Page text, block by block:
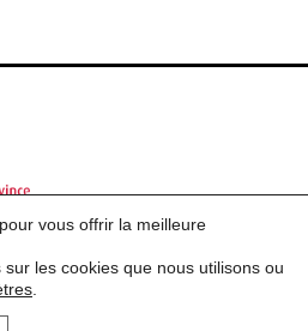
vous offrir la meilleure
les cookies que nous utilisons ou